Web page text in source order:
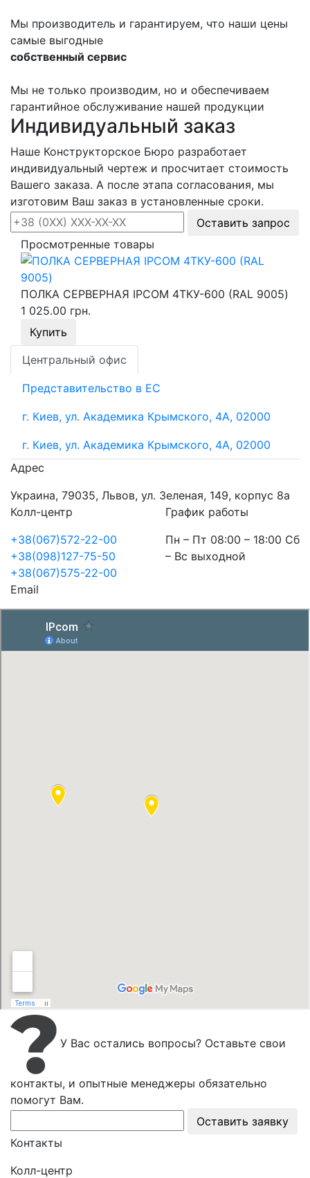
Мы производитель и гарантируем, что наши цены
самые выгодные
собственный сервис
Мы не только производим, но и обеспечиваем
гарантийное обслуживание нашей продукции
Индивидуальный заказ
Наше Конструкторское Бюро разработает
индивидуальный чертеж и просчитает стоимость
Вашего заказа. А после этапа согласования, мы
изготовим Ваш заказ в установленные сроки.
Оставить запрос
Просмотренные товары
ПОЛКА СЕРВЕРНАЯ IPCOM 4ТКУ-600 (RAL 9005)
1 025.00 грн.
Купить
Центральный офис
Представительство в ЕС
г. Киев, ул. Академика Крымского, 4А, 02000
г. Киев, ул. Академика Крымского, 4А, 02000
Адрес
Украина, 79035, Львов, ул. Зеленая, 149, корпус 8а
Колл-центр
+38(067)572-22-00
+38(098)127-75-50
+38(067)575-22-00
График работы
Пн – Пт 08:00 – 18:00 Сб
– Вс выходной
Email
У Вас остались вопросы? Оставьте свои
контакты, и опытные менеджеры обязательно
помогут Вам.
Оставить заявку
Контакты
Колл-центр